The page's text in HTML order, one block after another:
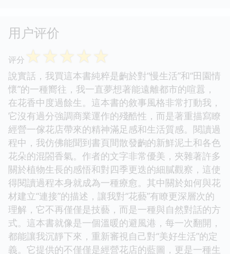
用户评价
评分 ☆☆☆☆☆
說實話，我買這本書純粹是齣於對“慢生活”和“田園情
懷”的一種嚮往，我一直夢想著能遠離都市的喧囂，
在花香中度過餘生。這本書的敘事風格非常打動我，
它沒有過分強調商業運作的殘酷性，而是著重描寫瞭
經營一傢花店帶來的精神滿足感和生活質感。閱讀過
程中，我仿佛能聞到書頁間散發齣的新鮮泥土和各色
花朵的混閤香氣。作者的文字非常優美，夾雜著許多
關於植物生長的感悟和對四季更迭的細膩觀察，這使
得閱讀過程本身就成為一種療愈。其中關於如何與花
材建立“連接”的描述，讓我對“花藝”有瞭更深層次的
理解，它不再僅僅是技藝，而是一種與自然對話的方
式。這本書就像是一個溫暖的避風港，每一次翻開，
都能讓我沉靜下來，重新審視自己對“美好生活”的定
義。它提供的不僅僅是經營花店的藍圖，更是一種生